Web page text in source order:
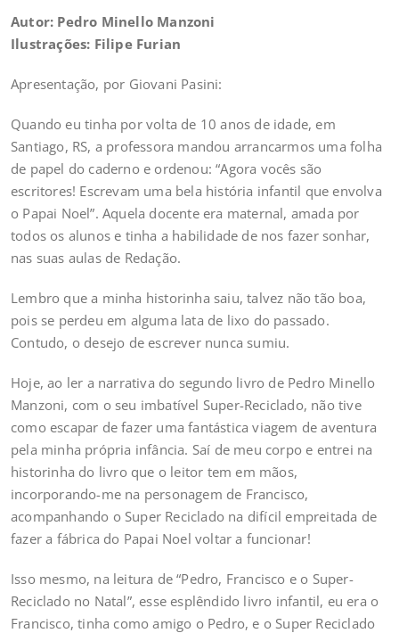
Autor: Pedro Minello Manzoni
Ilustrações: Filipe Furian
Apresentação, por Giovani Pasini:
Quando eu tinha por volta de 10 anos de idade, em
Santiago, RS, a professora mandou arrancarmos uma folha
de papel do caderno e ordenou: “Agora vocês são
escritores! Escrevam uma bela história infantil que envolva
o Papai Noel”. Aquela docente era maternal, amada por
todos os alunos e tinha a habilidade de nos fazer sonhar,
nas suas aulas de Redação.
Lembro que a minha historinha saiu, talvez não tão boa,
pois se perdeu em alguma lata de lixo do passado.
Contudo, o desejo de escrever nunca sumiu.
Hoje, ao ler a narrativa do segundo livro de Pedro Minello
Manzoni, com o seu imbatível Super-Reciclado, não tive
como escapar de fazer uma fantástica viagem de aventura
pela minha própria infância. Saí de meu corpo e entrei na
historinha do livro que o leitor tem em mãos,
incorporando-me na personagem de Francisco,
acompanhando o Super Reciclado na difícil empreitada de
fazer a fábrica do Papai Noel voltar a funcionar!
Isso mesmo, na leitura de “Pedro, Francisco e o Super-
Reciclado no Natal”, esse esplêndido livro infantil, eu era o
Francisco, tinha como amigo o Pedro, e o Super Reciclado